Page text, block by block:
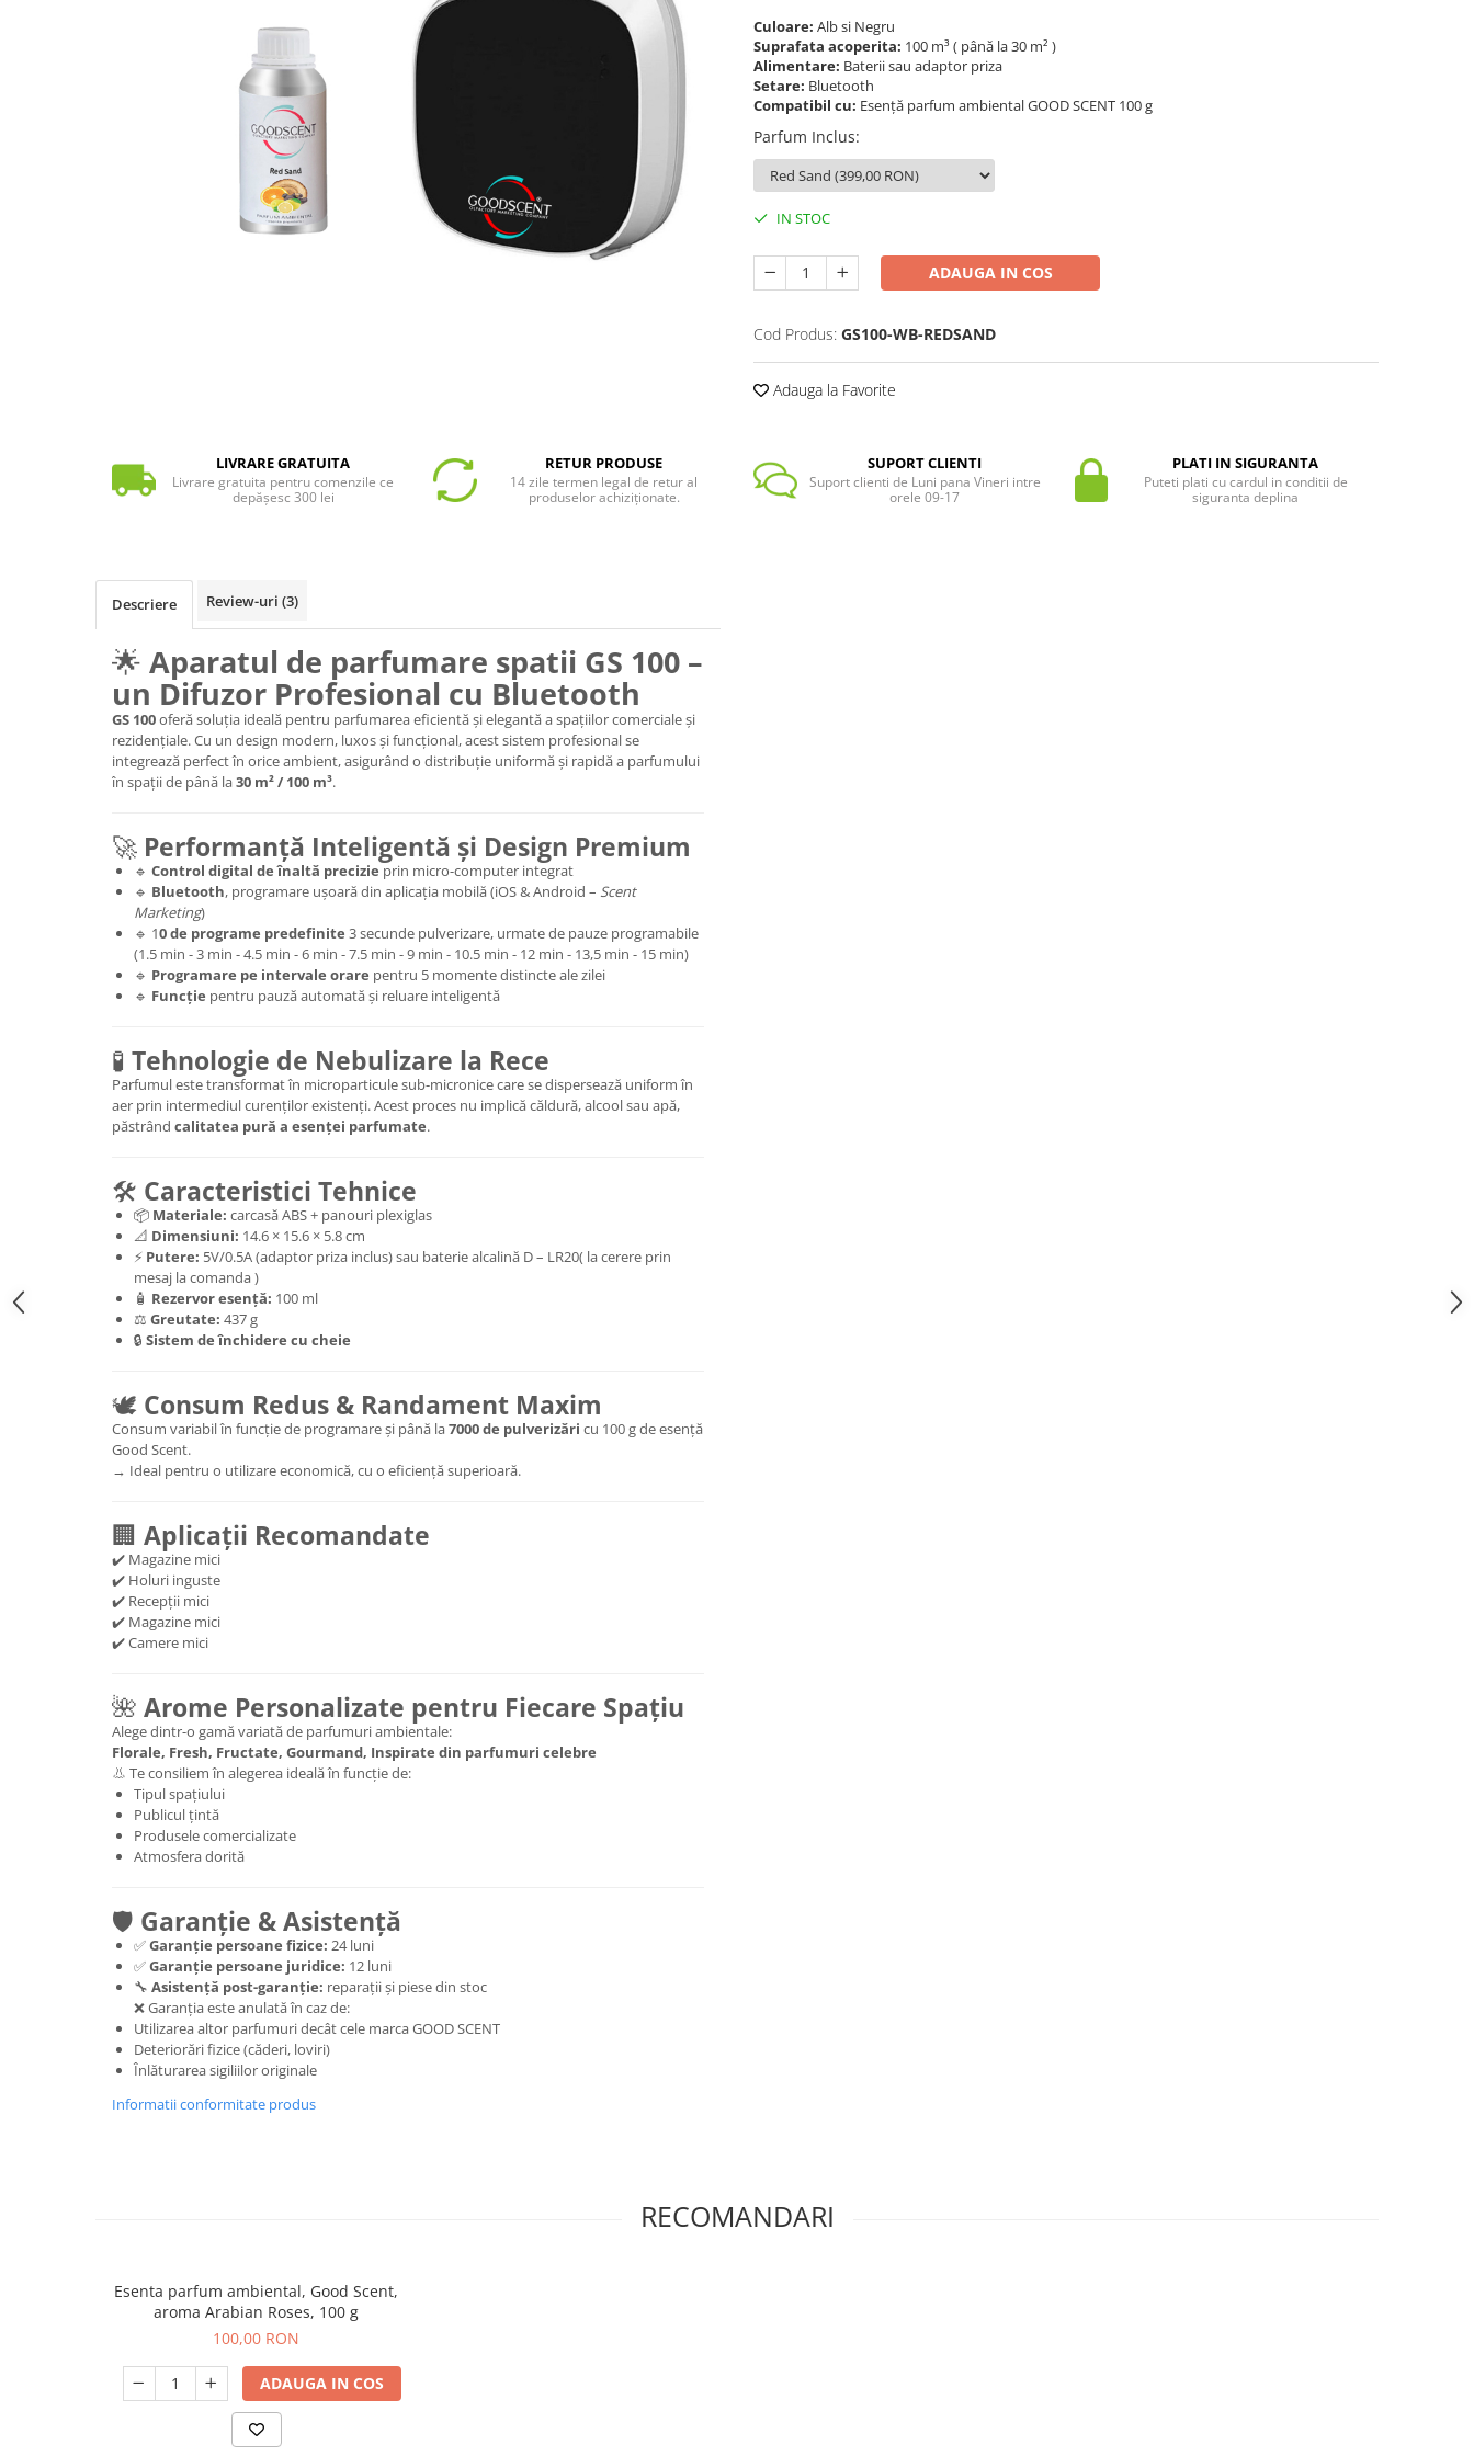
Culoare: Alb si Negru
Suprafata acoperita: 100 m³ ( până la 30 m² )
Alimentare: Baterii sau adaptor priza
Setare: Bluetooth
Compatibil cu: Esență parfum ambiental GOOD SCENT 100 g
Parfum Inclus:
IN STOC
ADAUGA IN COS
Cod Produs: GS100-WB-REDSAND
Adauga la Favorite
LIVRARE GRATUITA
Livrare gratuita pentru comenzile ce
depășesc 300 lei
RETUR PRODUSE
14 zile termen legal de retur al
produselor achiziționate.
SUPORT CLIENTI
Suport clienti de Luni pana Vineri intre
orele 09-17
PLATI IN SIGURANTA
Puteti plati cu cardul in conditii de
siguranta deplina
Descriere Review-uri (3)
🌟 Aparatul de parfumare spatii GS 100 –
un Difuzor Profesional cu Bluetooth
GS 100oferă soluția ideală pentru parfumarea eficientă și elegantă a spațiilor comerciale și
rezidențiale. Cu un design modern, luxos și funcțional, acest sistem profesional se
integrează perfect în orice ambient, asigurând o distribuție uniformă și rapidă a parfumului
în spații de până la30 m² / 100 m³.
🚀 Performanță Inteligentă și Design Premium
🔹 Control digital de înaltă precizie prin micro-computer integrat
🔹 Bluetooth, programare ușoară din aplicația mobilă (iOS & Android – Scent
Marketing)
🔹 10 de programe predefinite 3 secunde pulverizare, urmate de pauze programabile
(1.5 min - 3 min - 4.5 min - 6 min - 7.5 min - 9 min - 10.5 min - 12 min - 13,5 min - 15 min)
🔹 Programare pe intervale orare pentru 5 momente distincte ale zilei
🔹 Funcție pentru pauză automată și reluare inteligentă
🧪 Tehnologie de Nebulizare la Rece
Parfumul este transformat în microparticule sub-micronice care se dispersează uniform în
aer prin intermediul curenților existenți. Acest proces nu implică căldură, alcool sau apă,
păstrând calitatea pură a esenței parfumate.
🛠️ Caracteristici Tehnice
📦 Materiale: carcasă ABS + panouri plexiglas
📐 Dimensiuni: 14.6 × 15.6 × 5.8 cm
⚡ Putere: 5V/0.5A (adaptor priza inclus) sau baterie alcalină D – LR20( la cerere prin
mesaj la comanda )
🧴 Rezervor esență: 100 ml
⚖️ Greutate: 437 g
🔒 Sistem de închidere cu cheie
🕊️ Consum Redus & Randament Maxim
Consum variabil în funcție de programare și până la7000 de pulverizări cu 100 g de esență
Good Scent.
→ Ideal pentru o utilizare economică, cu o eficiență superioară.
🏢 Aplicații Recomandate
✔️ Magazine mici
✔️ Holuri inguste
✔️ Recepții mici
✔️ Magazine mici
✔️ Camere mici
🌺 Arome Personalizate pentru Fiecare Spațiu
Alege dintr-o gamă variată de parfumuri ambientale:
Florale, Fresh, Fructate, Gourmand, Inspirate din parfumuri celebre
👃 Te consiliem în alegerea ideală în funcție de:
Tipul spațiului
Publicul țintă
Produsele comercializate
Atmosfera dorită
🛡️ Garanție & Asistență
✅Garanție persoane fizice: 24 luni
✅Garanție persoane juridice: 12 luni
🔧 Asistență post-garanție: reparații și piese din stoc
❌ Garanția este anulată în caz de:
Utilizarea altor parfumuri decât cele marca GOOD SCENT
Deteriorări fizice (căderi, loviri)
Înlăturarea sigiliilor originale
Informatii conformitate produs
RECOMANDARI
Esenta parfum ambiental, Good Scent,
aroma Arabian Roses, 100 g
100,00 RON
ADAUGA IN COS